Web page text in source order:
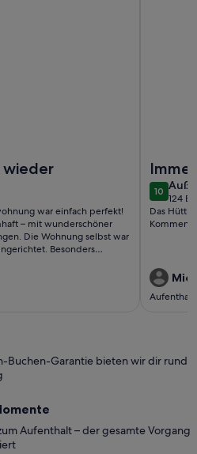
wieder
war einfach perfekt!
– mit wunderschöner
Die Wohnung selbst war
Besonders
rundum wohlgefühlt und
1010 von
124
(124
Das Hüttli
Kommen
Aufenthalt
Buchen-Garantie bieten wir dir rund
Aufenthalt – der gesamte Vorgang